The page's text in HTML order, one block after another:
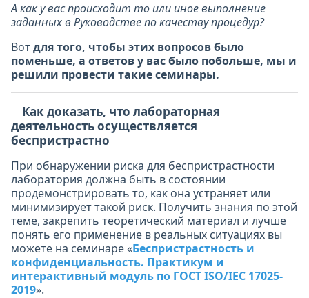
А как у вас происходит то или иное выполнение
заданных в Руководстве по качеству процедур?
Вотдля того, чтобы этих вопросов было
поменьше, а ответов у вас было побольше, мы и
решили провести такие семинары.
Как доказать, что лабораторная
деятельность осуществляется
беспристрастно
При обнаружении риска для беспристрастности
лаборатория должна быть в состоянии
продемонстрировать то, как она устраняет или
минимизирует такой риск. Получить знания по этой
теме, закрепить теоретический материал и лучше
понять его применение в реальных ситуациях вы
можете на семинаре «Беспристрастность и
конфиденциальность. Практикум и
интерактивный модуль по ГОСТ ISO/IEC 17025-
2019».